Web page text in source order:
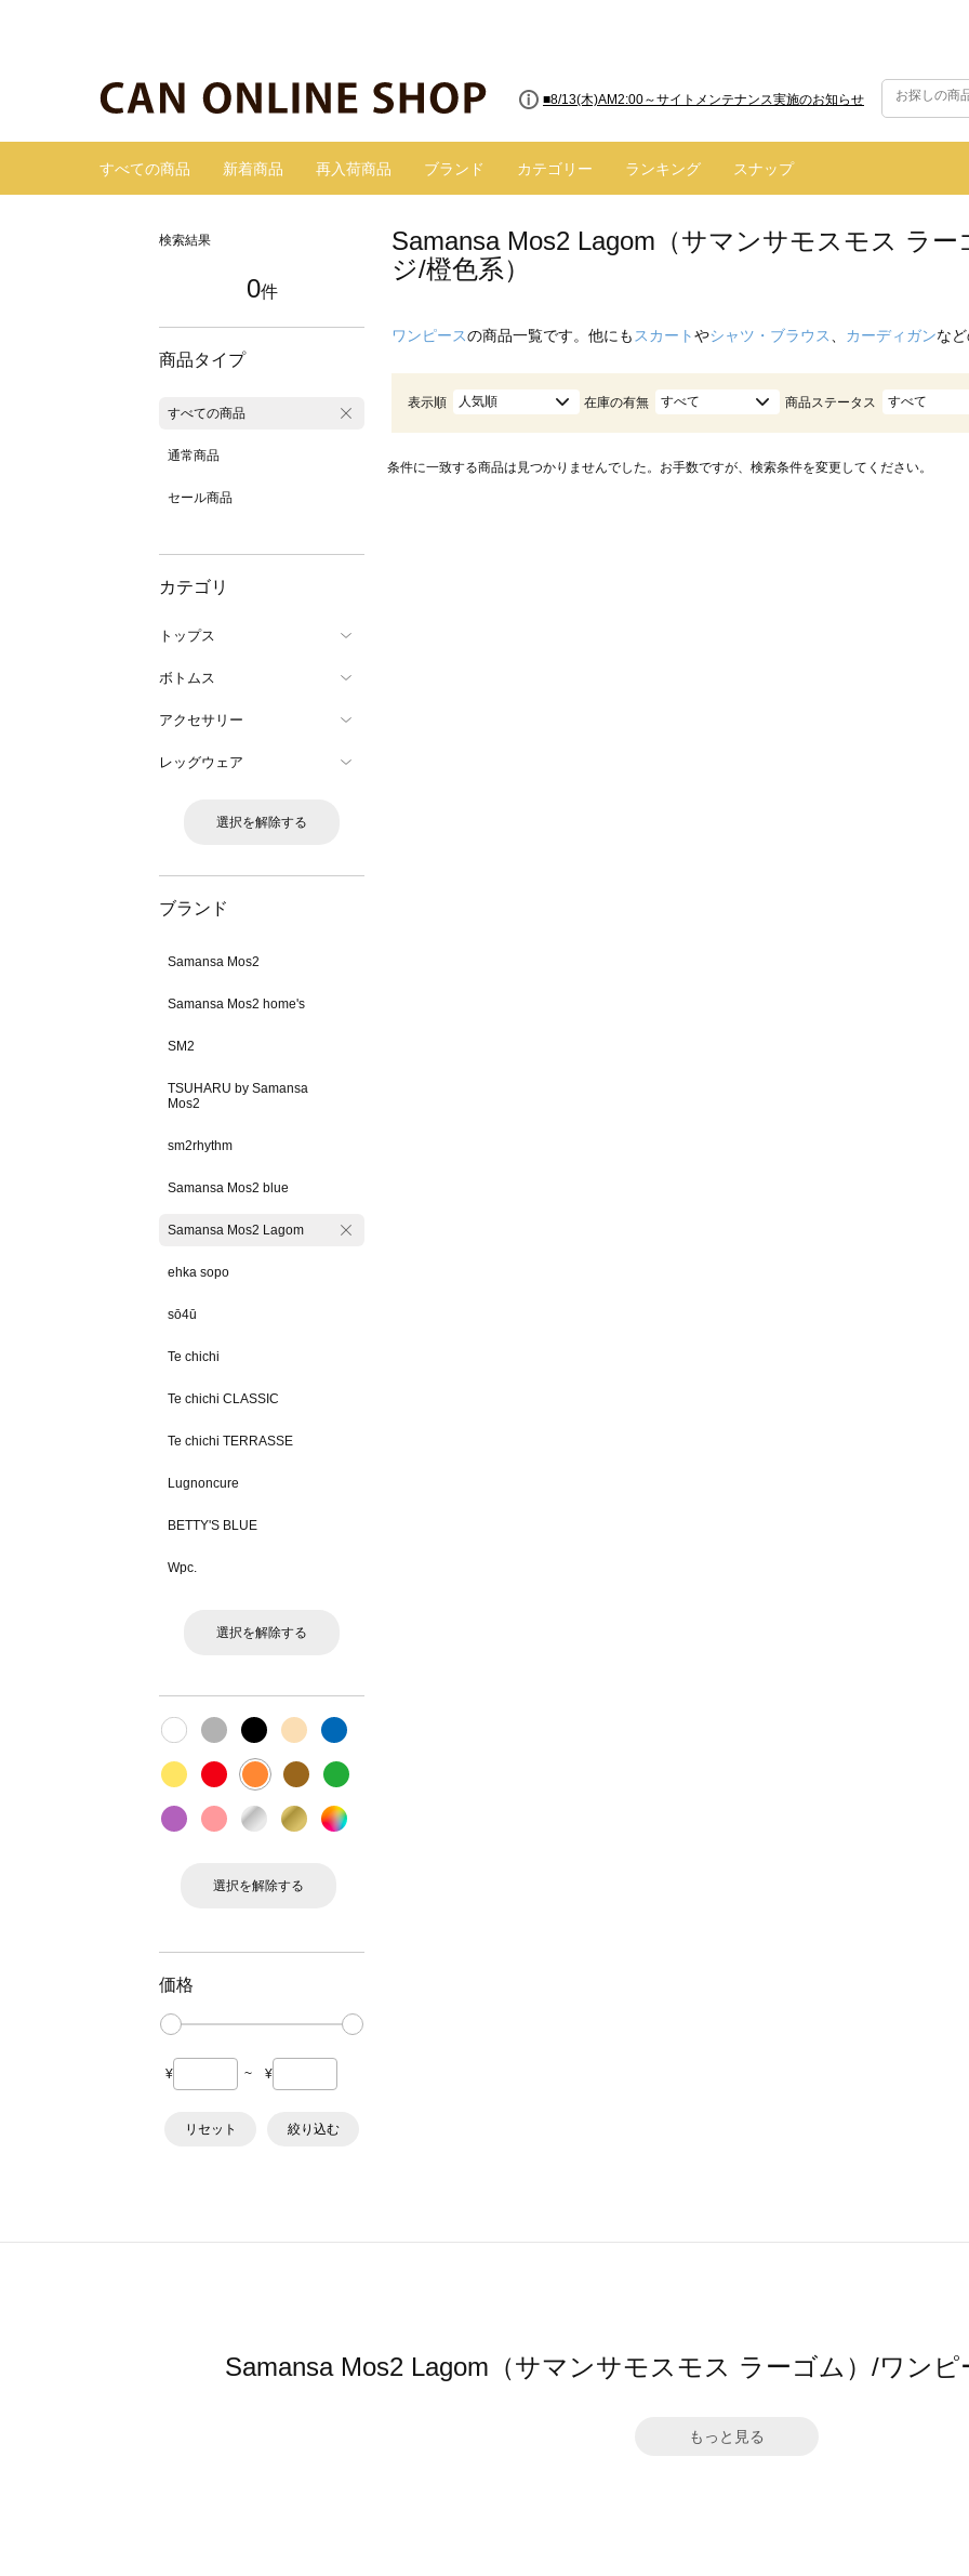
■8/13(木)AM2:00～サイトメンテナンス実施のお知らせ
すべての商品 新着商品 再入荷商品 ブランド カテゴリー ランキング スナップ
検索結果
0件
商品タイプ
すべての商品
通常商品
セール商品
カテゴリ
トップス
ボトムス
アクセサリー
レッグウェア
選択を解除する
ブランド
Samansa Mos2
Samansa Mos2 home's
SM2
TSUHARU by Samansa
Mos2
sm2rhythm
Samansa Mos2 blue
Samansa Mos2 Lagom
ehka sopo
sō4ū
Te chichi
Te chichi CLASSIC
Te chichi TERRASSE
Lugnoncure
BETTY'S BLUE
Wpc.
選択を解除する
選択を解除する
価格
¥ ~ ¥
リセット 絞り込む
Samansa Mos2 Lagom（サマンサモスモス ラ
ジ/橙色系）
ワンピースの商品一覧です。他にも スカートやシャツ・ブラウス カーディガンな
表示順 人気順 在庫の有無 すべて 商品ステータス すべて
条件に一致する商品は見つかりませんでした。お手数ですが、検索条件を変更してください。
Samansa Mos2 Lagom（サマンサモスモス ラーゴム）/ワン
もっと見る